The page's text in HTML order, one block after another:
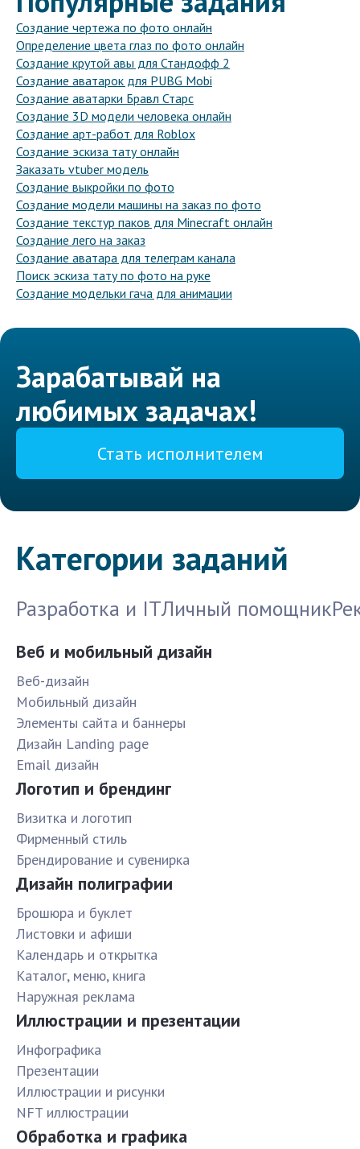
Создание чертежа по фото онлайн
Определение цвета глаз по фото онлайн
Создание крутой авы для Стандофф 2
Создание аватарок для PUBG Mobi
Создание аватарки Бравл Старс
Создание 3D модели человека онлайн
Создание арт-работ для Roblox
Создание эскиза тату онлайн
Заказать vtuber модель
Создание выкройки по фото
Создание модели машины на заказ по фото
Создание текстур паков для Minecraft онлайн
Создание лего на заказ
Создание аватара для телеграм канала
Поиск эскиза тату по фото на руке
Создание модельки гача для анимации
Зарабатывай на
любимых задачах!
Стать исполнителем
Категории заданий
Разработка и ITЛичный помощник
Веб и мобильный дизайн
Веб-дизайн
Мобильный дизайн
Элементы сайта и баннеры
Дизайн Landing page
Email дизайн
Логотип и брендинг
Визитка и логотип
Фирменный стиль
Брендирование и сувенирка
Дизайн полиграфии
Брошюра и буклет
Листовки и афиши
Календарь и открытка
Каталог, меню, книга
Наружная реклама
Иллюстрации и презентации
Инфографика
Презентации
Иллюстрации и рисунки
NFT иллюстрации
Обработка и графика